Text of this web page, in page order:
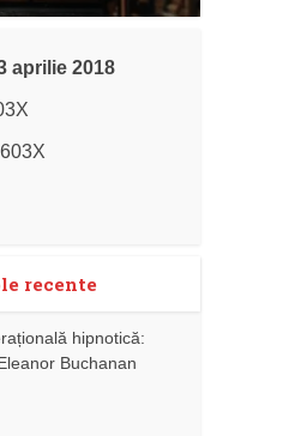
aprilie 2018
recente
hipnotică:
Buchanan